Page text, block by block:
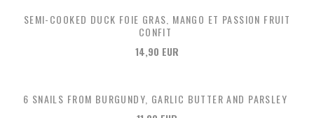
SEMI-COOKED DUCK FOIE GRAS, MANGO ET PASSION FRUIT
CONFIT
14,90 EUR
6 SNAILS FROM BURGUNDY, GARLIC BUTTER AND PARSLEY